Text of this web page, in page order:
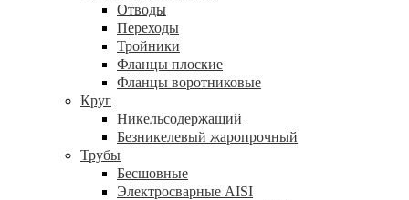
Отводы
Переходы
Тройники
Фланцы плоские
Фланцы воротниковые
Круг
Никельсодержащий
Безникелевый жаропрочный
Трубы
Бесшовные
Электросварные AISI